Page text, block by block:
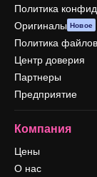
Политика
Оригиналы Новое
Политика
Центр доверия
Партнеры
Предприятие
Компания
Цены
О нас